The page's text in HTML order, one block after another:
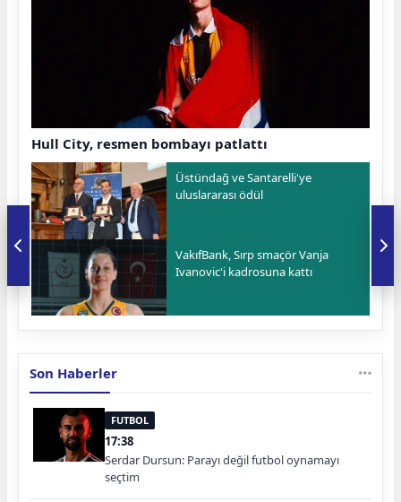
Hull City, resmen bombayı patlattı
Üstündağ ve Santarelli'ye
uluslararası ödül
VakıfBank, Sırp smaçör Vanja
Ivanovic'i kadrosuna kattı
Son Haberler
FUTBOL
17:38
Serdar Dursun: Parayı değil futbol oynamayı
seçtim